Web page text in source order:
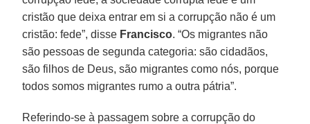
cristão que deixa entrar em si a corrupção não é um
cristão: fede”, disse Francisco. “Os migrantes não
são pessoas de segunda categoria: são cidadãos,
são filhos de Deus, são migrantes como nós, porque
todos somos migrantes rumo a outra pátria”.
Referindo-se à passagem sobre a corrupção do